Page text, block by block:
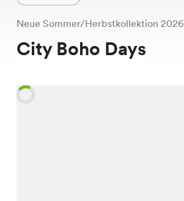
Neue Sommer/Herbstkollektion 2026
City Boho Days